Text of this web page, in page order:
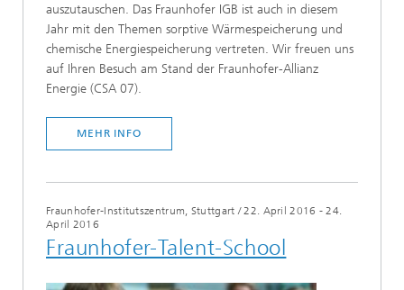
auszutauschen. Das Fraunhofer IGB ist auch in diesem
Jahr mit den Themen sorptive Wärmespeicherung und
chemische Energiespeicherung vertreten. Wir freuen uns
auf Ihren Besuch am Stand der Fraunhofer-Allianz
Energie (CSA 07).
MEHR INFO
Fraunhofer-Institutszentrum, Stuttgart / 22. April 2016 - 24.
April 2016
Fraunhofer-Talent-School